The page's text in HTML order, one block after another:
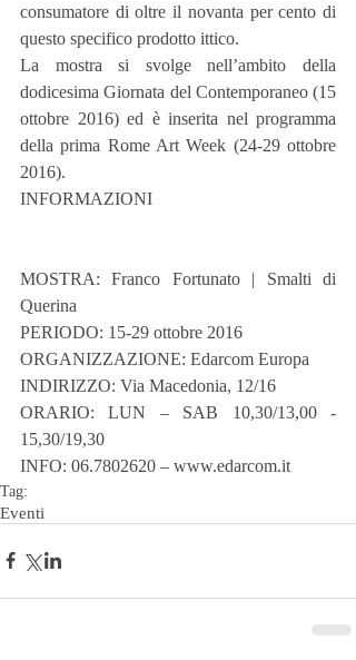
consumatore di oltre il novanta per cento di
questo specifico prodotto ittico.
La mostra si svolge nell’ambito della
dodicesima Giornata del Contemporaneo (15
ottobre 2016) ed è inserita nel programma
della prima Rome Art Week (24-29 ottobre
2016).
INFORMAZIONI
MOSTRA: Franco Fortunato | Smalti di
Querina
PERIODO: 15-29 ottobre 2016
ORGANIZZAZIONE: Edarcom Europa
INDIRIZZO: Via Macedonia, 12/16
ORARIO: LUN – SAB 10,30/13,00 -
15,30/19,30
INFO: 06.7802620 – www.edarcom.it
Tag:
Eventi